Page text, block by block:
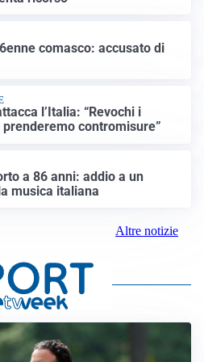
comasco: accusato di
l’Italia: “Revochi i
contromisure”
a 86 anni: addio a un
musica italiana
Altre notizie